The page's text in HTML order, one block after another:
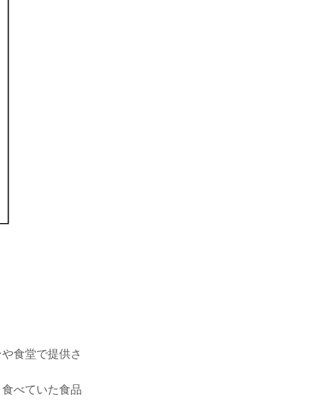
食堂で提供さ
べていた食品